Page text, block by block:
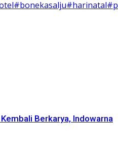
#bonekasalju#harinatal
Berkarya, Indowarna